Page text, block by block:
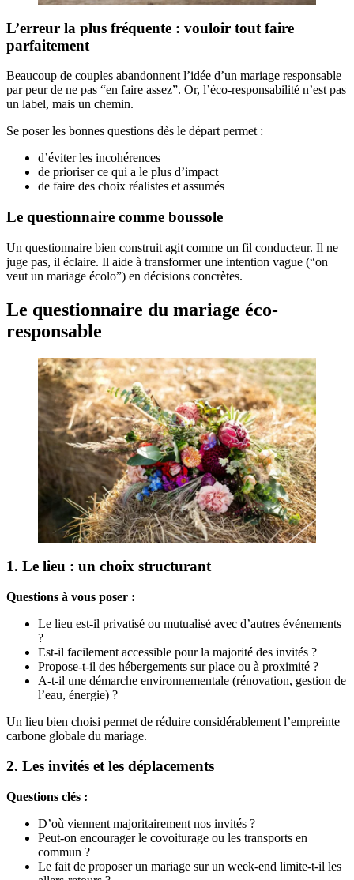
L’erreur la plus fréquente : vouloir tout faire
parfaitement
Beaucoup de couples abandonnent l’idée d’un mariage responsable
par peur de ne pas “en faire assez”. Or, l’éco-responsabilité n’est pas
un label, mais un chemin.
Se poser les bonnes questions dès le départ permet :
d’éviter les incohérences
de prioriser ce qui a le plus d’impact
de faire des choix réalistes et assumés
Le questionnaire comme boussole
Un questionnaire bien construit agit comme un fil conducteur. Il ne
juge pas, il éclaire. Il aide à transformer une intention vague (“on
veut un mariage écolo”) en décisions concrètes.
Le questionnaire du mariage éco-
responsable
1. Le lieu : un choix structurant
Questions à vous poser :
Le lieu est-il privatisé ou mutualisé avec d’autres événements
?
Est-il facilement accessible pour la majorité des invités ?
Propose-t-il des hébergements sur place ou à proximité ?
A-t-il une démarche environnementale (rénovation, gestion de
l’eau, énergie) ?
Un lieu bien choisi permet de réduire considérablement l’empreinte
carbone globale du mariage.
2. Les invités et les déplacements
Questions clés :
D’où viennent majoritairement nos invités ?
Peut-on encourager le covoiturage ou les transports en
commun ?
Le fait de proposer un mariage sur un week-end limite-t-il les